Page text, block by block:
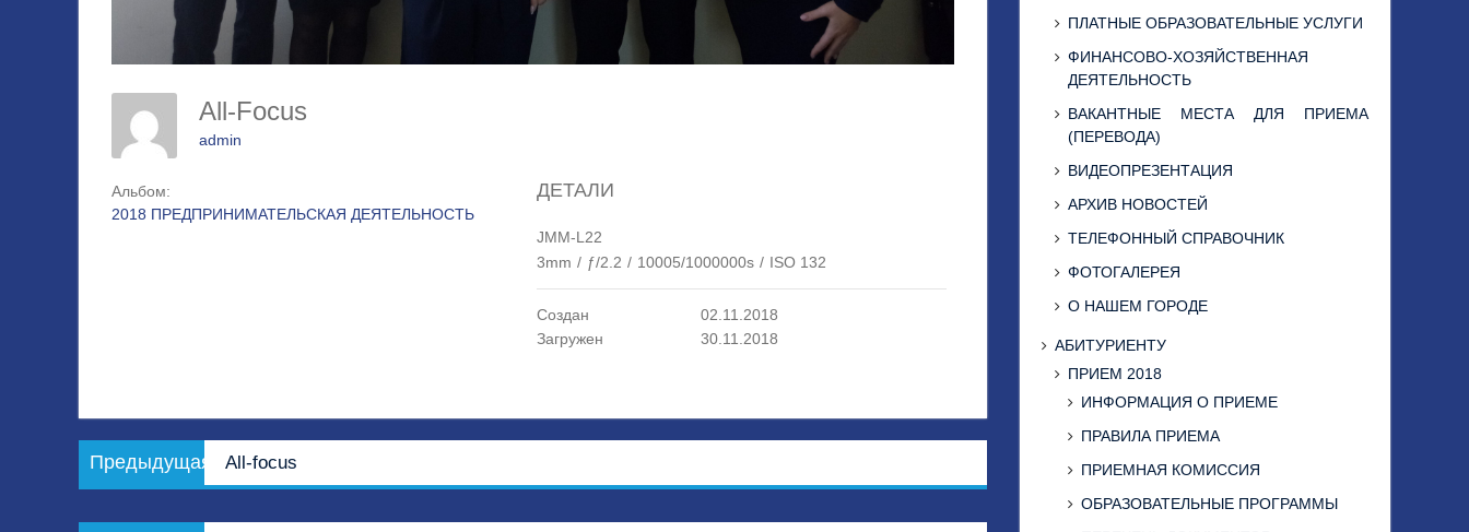
All-Focus
admin
Альбом:
2018 ПРЕДПРИНИМАТЕЛЬСКАЯ ДЕЯТЕЛЬНОСТЬ
ДЕТАЛИ
JMM-L22
3mm / ƒ/2.2 / 10005/1000000s / ISO 132
Создан
02.11.2018
Загружен
30.11.2018
Навигация
по
Предыдущая
запись:
All-focus
ПЛАТНЫЕ ОБРАЗОВАТЕЛЬНЫЕ УСЛУГИ
ФИНАНСОВО-ХОЗЯЙСТВЕННАЯ
ДЕЯТЕЛЬНОСТЬ
ВАКАНТНЫЕ МЕСТА ДЛЯ ПРИЕМА
(ПЕРЕВОДА)
ВИДЕОПРЕЗЕНТАЦИЯ
АРХИВ НОВОСТЕЙ
ТЕЛЕФОННЫЙ СПРАВОЧНИК
ФОТОГАЛЕРЕЯ
О НАШЕМ ГОРОДЕ
АБИТУРИЕНТУ
ПРИЕМ 2018
ИНФОРМАЦИЯ О ПРИЕМЕ
ПРАВИЛА ПРИЕМА
ПРИЕМНАЯ КОМИССИЯ
ОБРАЗОВАТЕЛЬНЫЕ ПРОГРАММЫ